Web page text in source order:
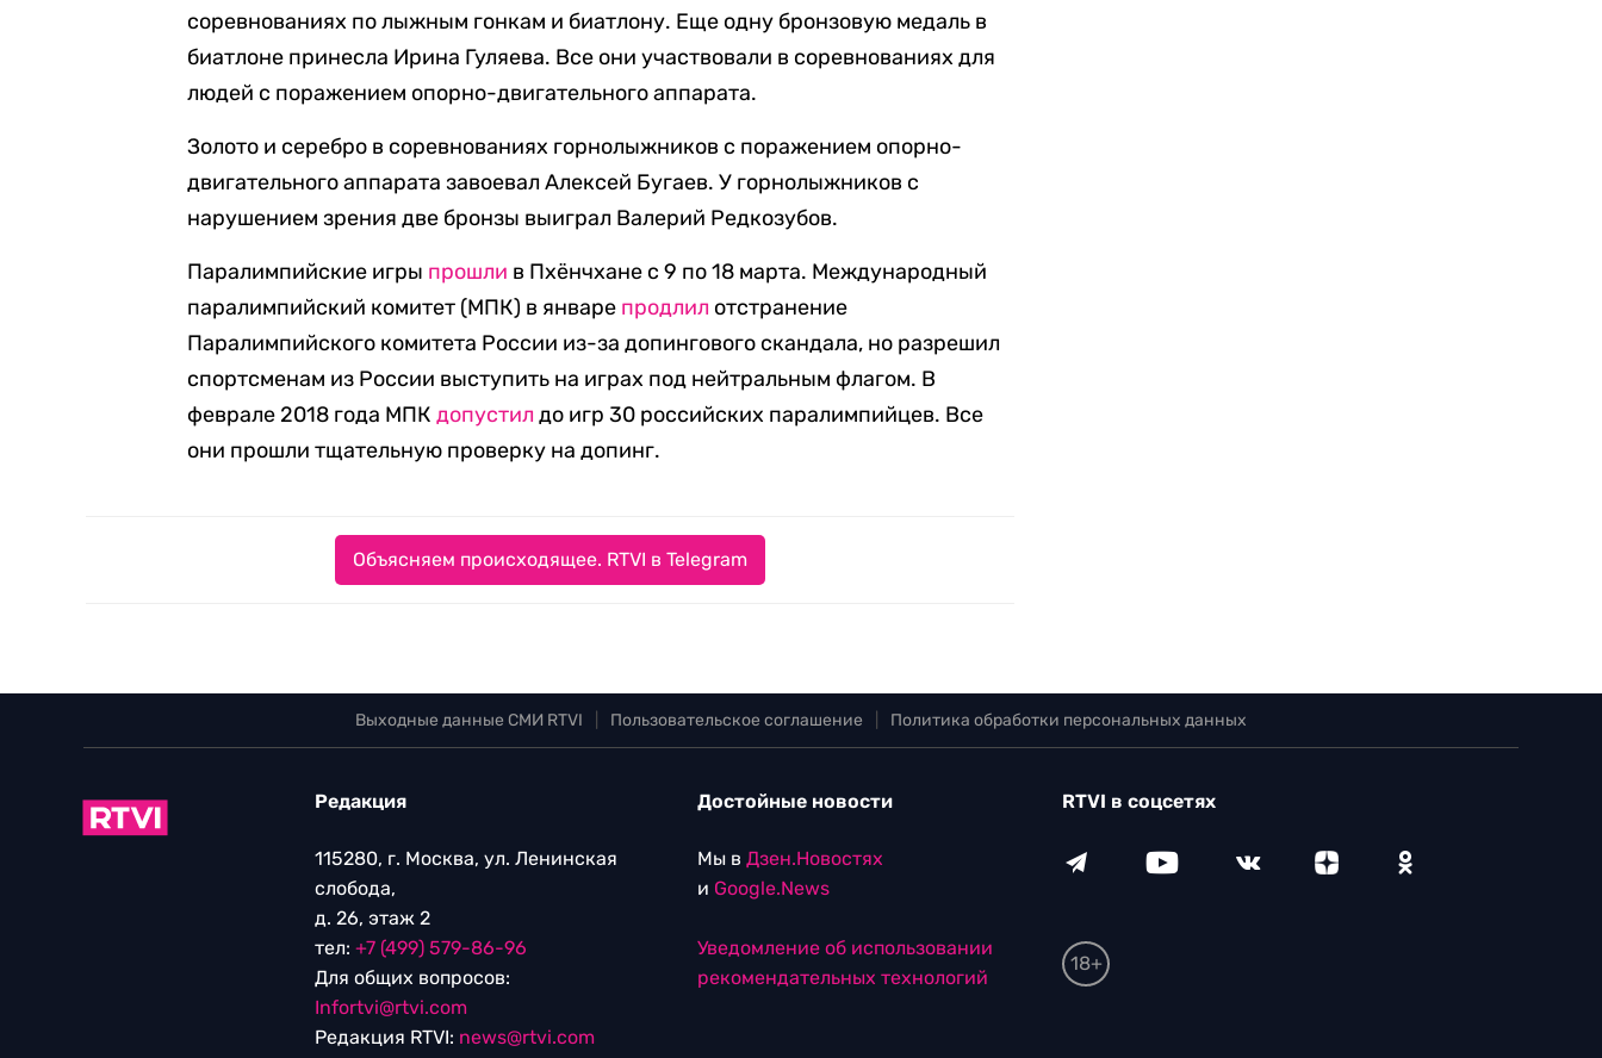
соревнованиях по лыжным гонкам и биатлону. Еще одну бронзовую медаль в
биатлоне принесла Ирина Гуляева. Все они участвовали в соревнованиях для
людей с поражением опорно-двигательного аппарата.
Золото и серебро в соревнованиях горнолыжников с поражением опорно-
двигательного аппарата завоевал Алексей Бугаев. У горнолыжников с
нарушением зрения две бронзы выиграл Валерий Редкозубов.
Паралимпийские игры прошли в Пхёнчхане с 9 по 18 марта. Международный
паралимпийский комитет (МПК) в январе продлил отстранение
Паралимпийского комитета России из-за допингового скандала, но разрешил
спортсменам из России выступить на играх под нейтральным флагом. В
феврале 2018 года МПКдопустил до игр 30 российских паралимпийцев. Все
они прошли тщательную проверку на допинг.
Объясняем происходящее. RTVI в Telegram
Выходные данные СМИ RTVI Пользовательское соглашение Политика обработки персональных данных
Редакция
115280, г. Москва, ул. Ленинская
слобода,
д. 26, этаж 2
тел: +7 (499) 579-86-96
Для общих вопросов:
Infortvi@rtvi.com
Редакция RTVI: news@rtvi.com
Достойные новости
Мы в Дзен.Новостях
и Google.News
Уведомление об использовании
рекомендательных технологий
RTVI в соцсетях
18+